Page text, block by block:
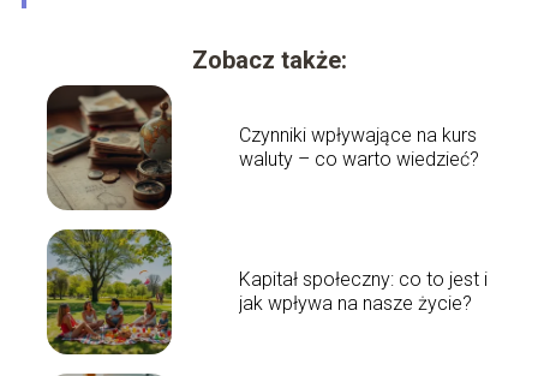
Zobacz także:
Czynniki wpływające na kurs
waluty – co warto wiedzieć?
Kapitał społeczny: co to jest i
jak wpływa na nasze życie?